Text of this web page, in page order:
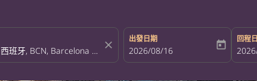
close
出發日期
fc-booking-departure-date-aria-
2026/08/16 today
回程
fc-